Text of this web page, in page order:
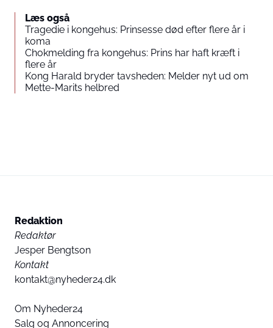
Læs også
Tragedie i kongehus: Prinsesse død efter flere år i
koma
Chokmelding fra kongehus: Prins har haft kræft i
flere år
Kong Harald bryder tavsheden: Melder nyt ud om
Mette-Marits helbred
Redaktion
Redaktør
Jesper Bengtson
Kontakt
kontakt@nyheder24.dk
Om Nyheder24
Salg og Annoncering